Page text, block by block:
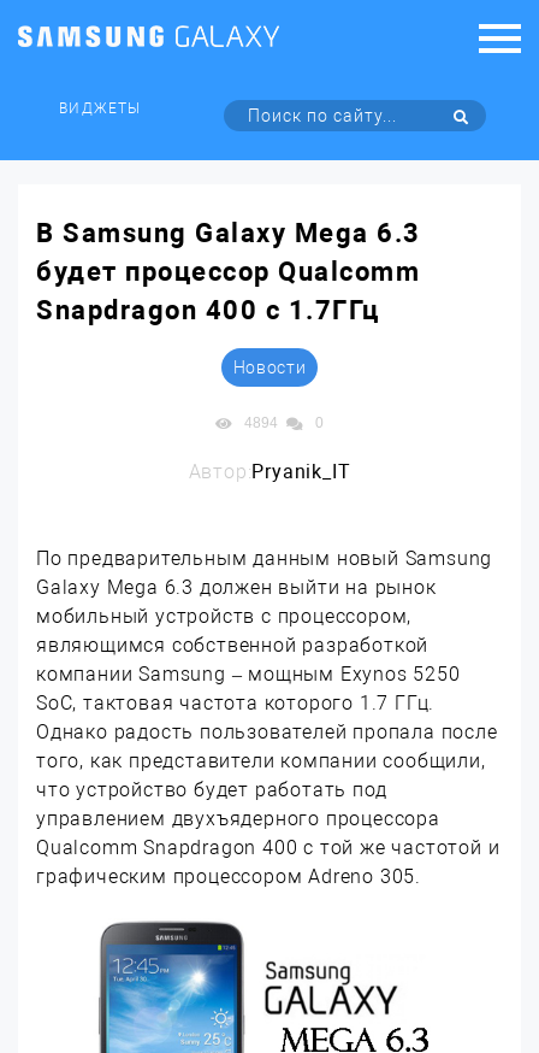
ВИДЖЕТЫ
В Samsung Galaxy Mega 6.3
будет процессор Qualcomm
Snapdragon 400 с 1.7ГГц
Новости
4894 0
Автор:Pryanik_IT
По предварительным данным новый Samsung
Galaxy Mega 6.3 должен выйти на рынок
мобильный устройств с процессором,
являющимся собственной разработкой
компании Samsung – мощным Exynos 5250
SoC, тактовая частота которого 1.7 ГГц.
Однако радость пользователей пропала после
того, как представители компании сообщили,
что устройство будет работать под
управлением двухъядерного процессора
Qualcomm Snapdragon 400 с той же частотой и
графическим процессором Adreno 305.